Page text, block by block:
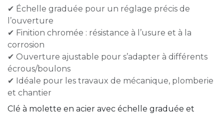
✔ Échelle graduée pour un réglage précis de
l’ouverture
✔ Finition chromée : résistance à l’usure et à la
corrosion
✔ Ouverture ajustable pour s’adapter à différents
écrous/boulons
✔ Idéale pour les travaux de mécanique, plomberie
et chantier
Clé à molette en acier avec échelle graduée et